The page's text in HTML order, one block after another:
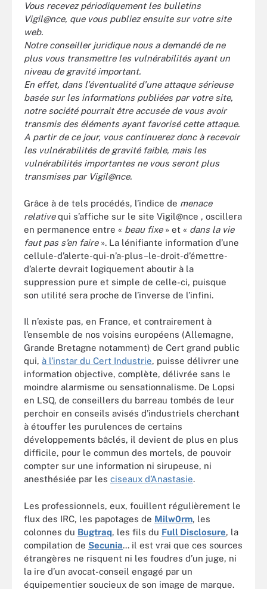
Vous recevez périodiquement les bulletins
Vigil@nce, que vous publiez ensuite sur votre site
web.
Notre conseiller juridique nous a demandé de ne
plus vous transmettre les vulnérabilités ayant un
niveau de gravité important.
En effet, dans l'éventualité d'une attaque sérieuse
basée sur les informations publiées par votre site,
notre société pourrait être accusée de vous avoir
transmis des éléments ayant favorisé cette attaque.
A partir de ce jour, vous continuerez donc à recevoir
les vulnérabilités de gravité faible, mais les
vulnérabilités importantes ne vous seront plus
transmises par Vigil@nce.
Grâce à de tels procédés, l’indice de menace
relativequi s’affiche sur le site Vigil@nce , oscillera
en permanence entre « beau fixe » et « dans la vie
faut pas s’en faire ». La lénifiante information d’une
cellule-d’alerte-qui-n’a-plus–le-droit-d’émettre-
d’alerte devrait logiquement aboutir à la
suppression pure et simple de celle-ci, puisque
son utilité sera proche de l’inverse de l’infini.
Il n’existe pas, en France, et contrairement à
l’ensemble de nos voisins européens (Allemagne,
Grande Bretagne notamment) de Cert grand public
qui, à l’instar du Cert Industrie, puisse délivrer une
information objective, complète, délivrée sans le
moindre alarmisme ou sensationnalisme. De Lopsi
en LSQ, de conseillers du barreau tombés de leur
perchoir en conseils avisés d’industriels cherchant
à étouffer les purulences de certains
développements bâclés, il devient de plus en plus
difficile, pour le commun des mortels, de pouvoir
compter sur une information ni sirupeuse, ni
anesthésiée par les ciseaux d’Anastasie.
Les professionnels, eux, fouillent régulièrement le
flux des IRC, les papotages de Milw0rm, les
colonnes du Bugtraq, les fils du Full Disclosure, la
compilation de Secunia... il est vrai que ces sources
étrangères ne risquent ni les foudres d’un juge, ni
la ire d’un avocat-conseil engagé par un
équipementier soucieux de son image de marque.